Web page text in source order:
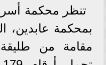
تنظر محكمة
مقامة من طليقة